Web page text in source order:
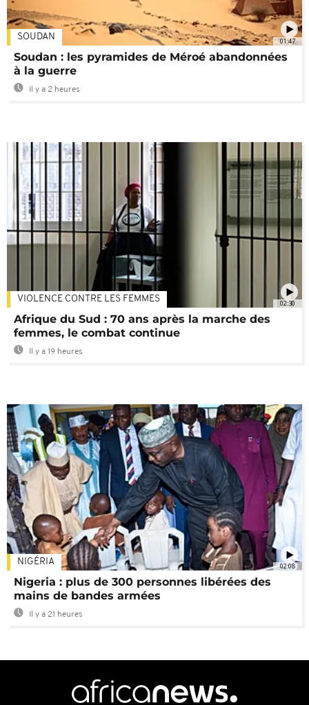
01:47
SOUDAN
Soudan : les pyramides de Méroé abandonnées
à la guerre
Il y a 2 heures
02:30
VIOLENCE CONTRE LES FEMMES
Afrique du Sud : 70 ans après la marche des
femmes, le combat continue
Il y a 19 heures
02:08
NIGÉRIA
Nigeria : plus de 300 personnes libérées des
mains de bandes armées
Il y a 21 heures